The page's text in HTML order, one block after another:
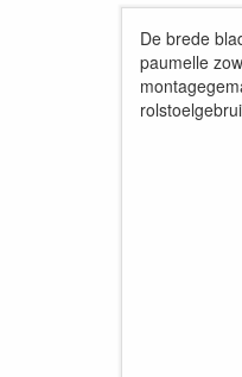
De brede
paumelle